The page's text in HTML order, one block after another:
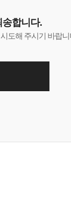
합니다.
도해 주시기 바랍니